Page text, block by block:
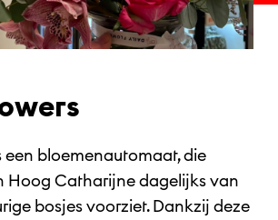
een bloemenautomaat, die
Hoog Catharijne dagelijks van
bosjes voorziet. Dankzij deze